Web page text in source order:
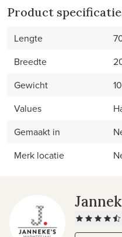
Product
Lengte
Breedte
Gewicht
Values
Gemaakt in
Merk locatie